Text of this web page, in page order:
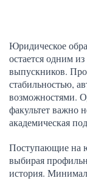
Юридическое
остается одним
выпускников.
стабильностью,
возможностями.
факультет важно
академическая
Поступающие на
выбирая
история.